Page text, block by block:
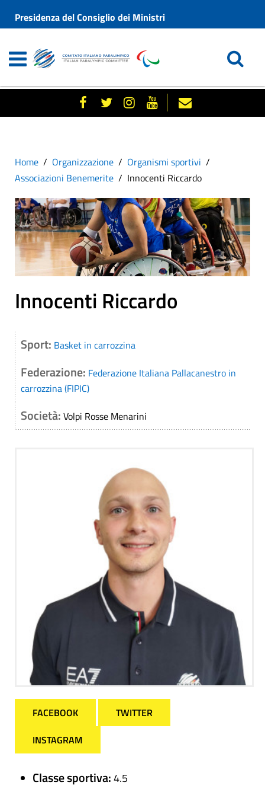
Presidenza del Consiglio dei Ministri
Home Organizzazione
Organismi sportivi
Associazioni Benemerite
Innocenti Riccardo
Innocenti Riccardo
Sport: Basket in carrozzina
Federazione: Federazione Italiana Pallacanestro in
carrozzina (FIPIC)
Società: Volpi Rosse Menarini
FACEBOOK
TWITTER
INSTAGRAM
Classe sportiva:4.5